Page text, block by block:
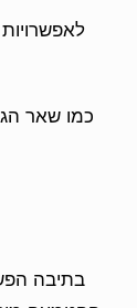
כמו שאר